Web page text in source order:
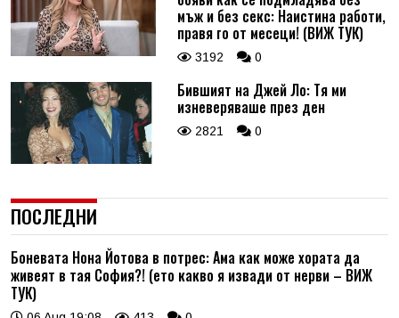
мъж и без секс: Наистина работи,
правя го от месеци! (ВИЖ ТУК)
3192 0
Бившият на Джей Ло: Тя ми
изневеряваше през ден
2821 0
ПОСЛЕДНИ
Боневата Нона Йотова в потрес: Ама как може хората да
живеят в тая София?! (ето какво я извади от нерви – ВИЖ
ТУК)